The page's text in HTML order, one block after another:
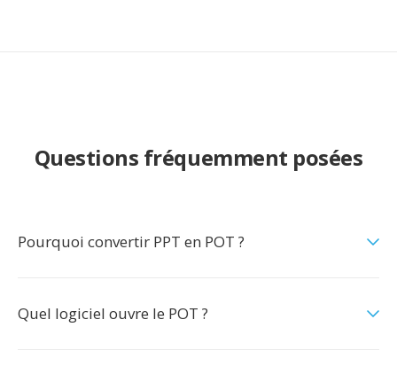
Questions fréquemment posées
Pourquoi convertir PPT en POT ?
Quel logiciel ouvre le POT ?